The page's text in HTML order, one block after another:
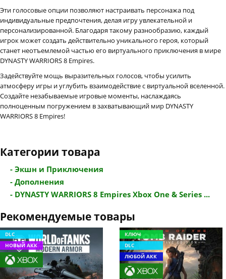
Эти голосовые опции позволяют настраивать персонажа под
индивидуальные предпочтения, делая игру увлекательной и
персонализированной. Благодаря такому разнообразию, каждый
игрок может создать действительно уникального героя, который
станет неотъемлемой частью его виртуального приключения в мире
DYNASTY WARRIORS 8 Empires.
Задействуйте мощь выразительных голосов, чтобы усилить
атмосферу игры и углубить взаимодействие с виртуальной вселенной.
Создайте незабываемые игровые моменты, наслаждаясь
полноценным погружением в захватывающий мир DYNASTY
WARRIORS 8 Empires!
Категории товара
- Экшн и Приключения
- Дополнения
- DYNASTY WARRIORS 8 Empires Xbox One & Series ...
Рекомендуемые товары
DLC
НОВЫЙ АКК
КЛЮЧ
DLC
ЛЮБОЙ АКК